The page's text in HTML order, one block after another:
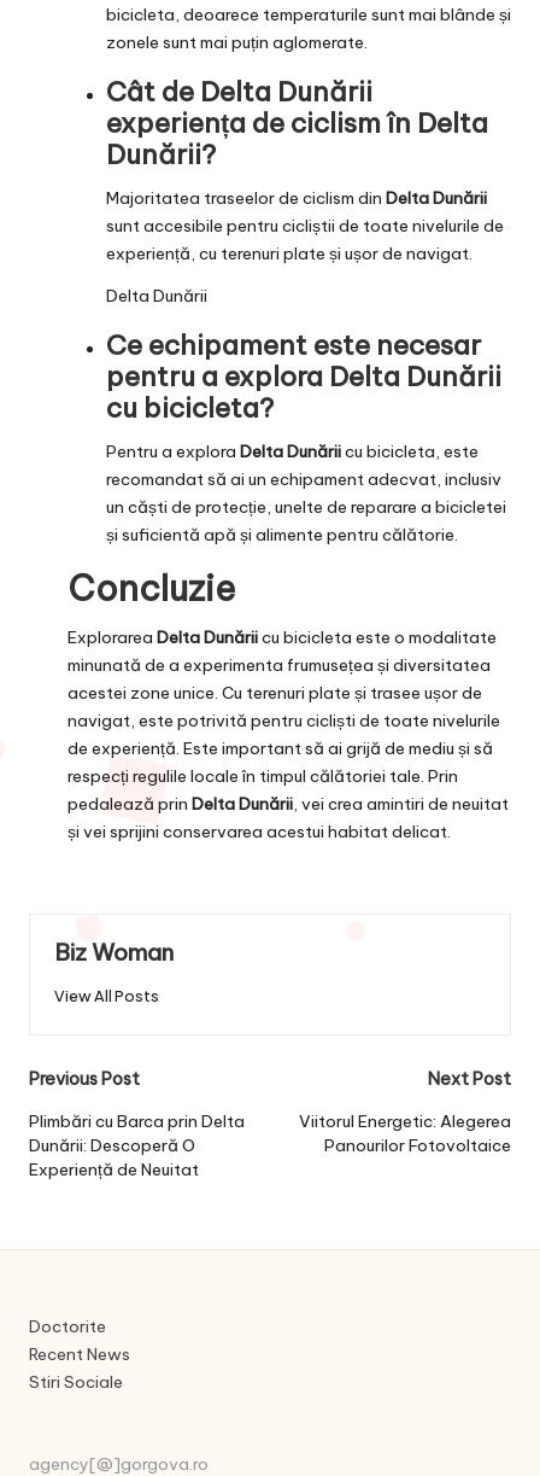
bicicleta, deoarece temperaturile sunt mai blânde și
zonele sunt mai puțin aglomerate.
Cât de Delta Dunării
experiența de ciclism în Delta
Dunării?
Majoritatea traseelor de ciclism din Delta Dunării
sunt accesibile pentru cicliștii de toate nivelurile de
experiență, cu terenuri plate și ușor de navigat.
Delta Dunării
Ce echipament este necesar
pentru a explora Delta Dunării
cu bicicleta?
Pentru a explora Delta Dunăriicu bicicleta, este
recomandat să ai un echipament adecvat, inclusiv
un căști de protecție, unelte de reparare a bicicletei
și suficientă apă și alimente pentru călătorie.
Concluzie
Explorarea Delta Dunăriicu bicicleta este o modalitate
minunată de a experimenta frumusețea și diversitatea
acestei zone unice. Cu terenuri plate și trasee ușor de
navigat, este potrivită pentru cicliști de toate nivelurile
de experiență. Este important să ai grijă de mediu și să
respecți regulile locale în timpul călătoriei tale. Prin
pedalează prin Delta Dunării, vei crea amintiri de neuitat
și vei sprijini conservarea acestui habitat delicat.
Biz Woman
View All Posts
Post
navigation
Previous Post
Plimbări cu Barca prin Delta
Dunării: Descoperă O
Experiență de Neuitat
Next Post
Viitorul Energetic: Alegerea
Panourilor Fotovoltaice
Doctorite
Recent News
Stiri Sociale
agency[@]gorgova.ro